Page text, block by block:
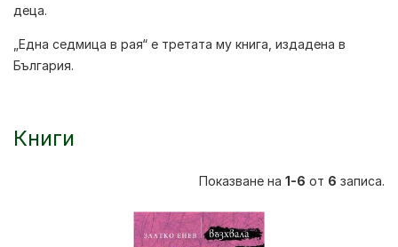
деца.
„Една седмица в рая“ е третата му книга, издадена в
България.
Книги
Показване на 1-6 от 6 записа.